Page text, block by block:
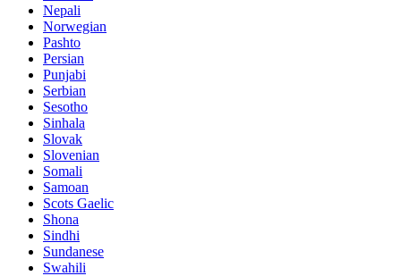
Nepali
Norwegian
Pashto
Persian
Punjabi
Serbian
Sesotho
Sinhala
Slovak
Slovenian
Somali
Samoan
Scots Gaelic
Shona
Sindhi
Sundanese
Swahili